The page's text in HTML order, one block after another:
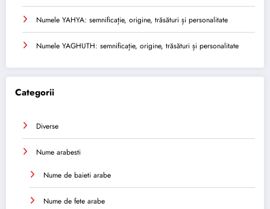
Numele YAHYA: semnificație, origine, trăsături și personalitate
Numele YAGHUTH: semnificație, origine, trăsături și personalitate
Categorii
Diverse
Nume arabesti
Nume de baieti arabe
Nume de fete arabe